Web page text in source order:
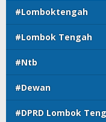
#Lomboktengah
#Lombok Tengah
#Ntb
#Dewan
#DPRD Lombok